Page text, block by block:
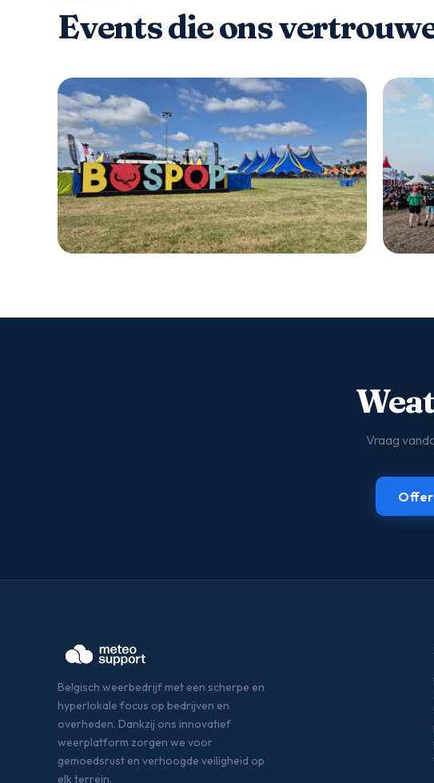
Events die ons
Vraag
Belgisch weerbedrijf met een scherpe en
hyperlokale focus op bedrijven en
overheden. Dankzij ons innovatief
weerplatform zorgen we voor
gemoedsrust en verhoogde veiligheid op
elk terrein.